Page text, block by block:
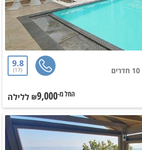
9.8
17
החל מ-₪9,000 ללילה